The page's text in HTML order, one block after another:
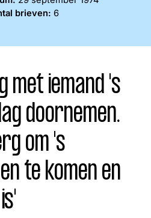
lid
Facebook
Instagram
Juliusbrieven: 6
met iemand 's
doornemen.
om 's
te komen en